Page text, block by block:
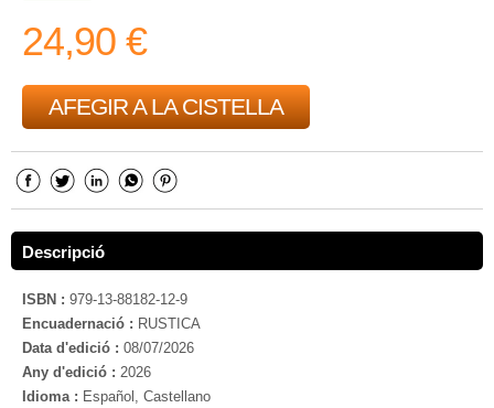
24,90 €
AFEGIR A LA CISTELLA
Descripció
ISBN : 979-13-88182-12-9
Encuadernació : RUSTICA
Data d'edició : 08/07/2026
Any d'edició : 2026
Idioma : Español, Castellano